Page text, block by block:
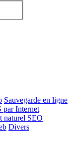
Sauvegarde en ligne
par Internet
naturel SEO
Divers